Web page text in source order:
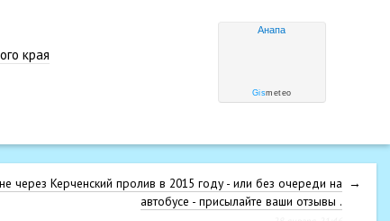
края
Анапа
Gismeteo
через Керченский пролив в 2015 году - или без очереди на
автобусе - присылайте ваши отзывы .
→